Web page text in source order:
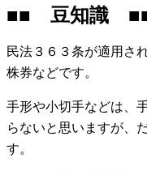
■■ 豆知識
民法３６３条が適用さ
株券などです。
手形や小切手などは、
らないと思いますが、
す。